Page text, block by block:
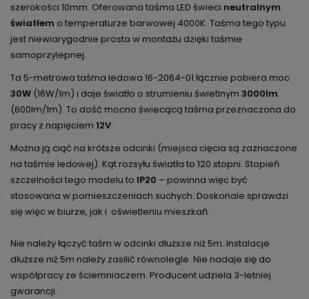
szerokości 10mm. Oferowana taśma LED świeci neutralnym
światłem o temperaturze barwowej 4000K. Taśma tego typu
jest niewiarygodnie prosta w montażu dzięki taśmie
samoprzylepnej.
Ta 5-metrowa taśma ledowa 16-2064-01 łącznie pobiera moc
30W (16W/1m) i daje światło o strumieniu świetlnym 3000lm
(600lm/1m). To dość mocno świecącą taśma przeznaczona do
pracy z napięciem 12V.
Można ją ciąć na krótsze odcinki (miejsca cięcia są zaznaczone
na taśmie ledowej). Kąt rozsyłu światła to 120 stopni. Stopień
szczelności tego modelu to IP20 – powinna więc być
stosowana w pomieszczeniach suchych. Doskonale sprawdzi
się więc w biurze, jak i oświetleniu mieszkań.
Nie należy łączyć taśm w odcinki dłuższe niż 5m. Instalacje
dłuższe niż 5m należy zasilić równolegle. Nie nadaje się do
współpracy ze ściemniaczem. Producent udziela 3-letniej
gwarancji.